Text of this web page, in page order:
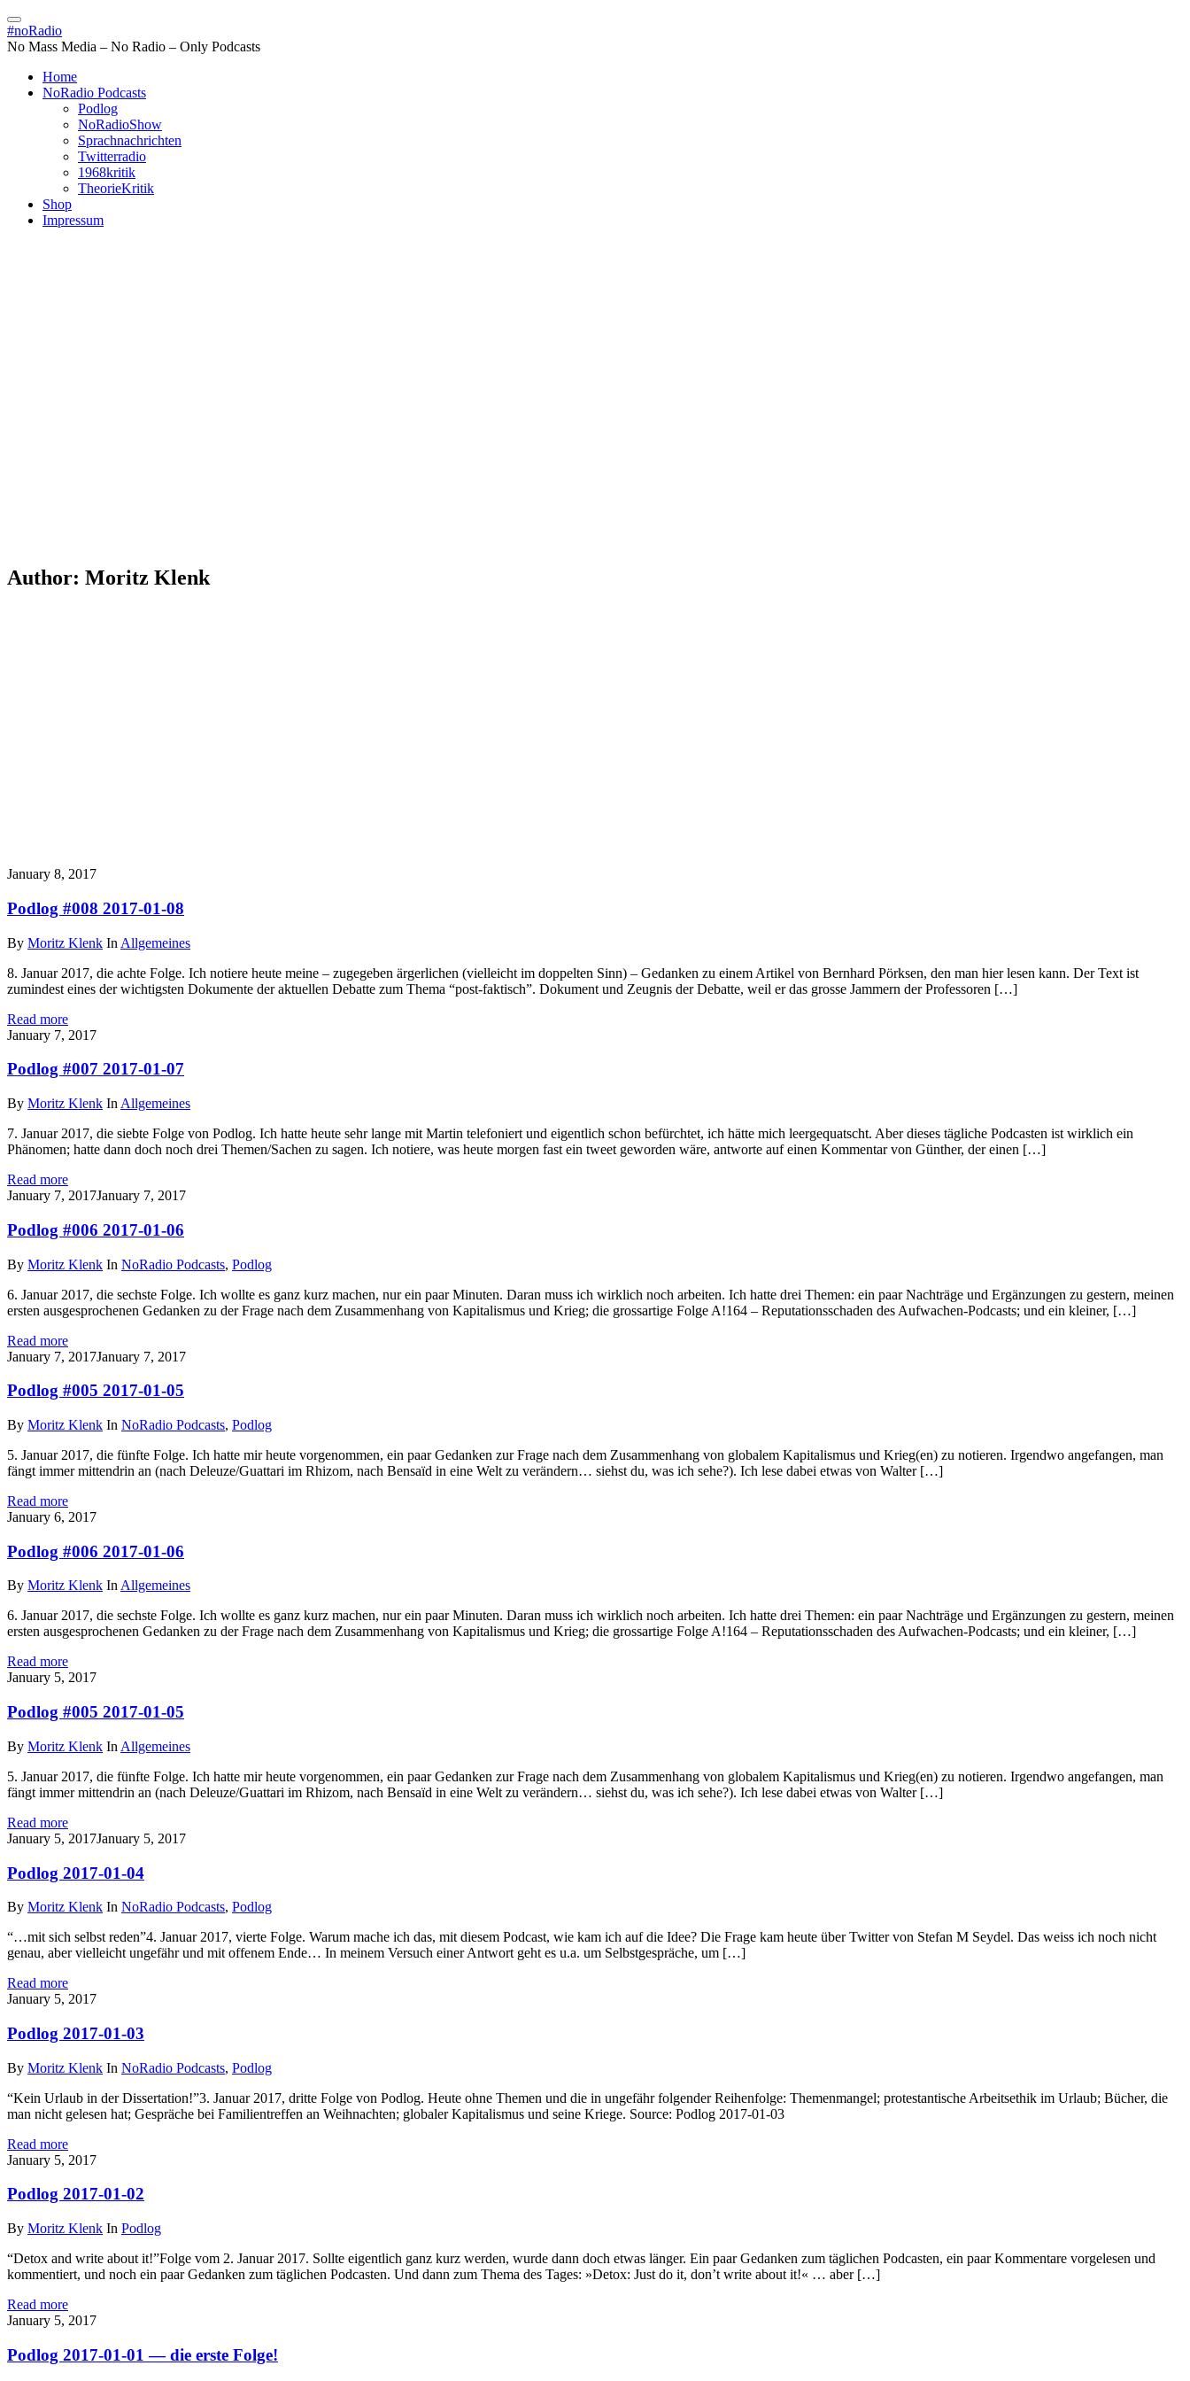
Skip
to
content
#noRadio
No Mass Media – No Radio – Only Podcasts
Home
NoRadio Podcasts
Podlog
NoRadioShow
Sprachnachrichten
Twitterradio
1968kritik
TheorieKritik
Shop
Impressum
Author: Moritz Klenk
on
January 8, 2017
Podlog #008 2017-01-08
By Moritz Klenk In Allgemeines
8. Januar 2017, die achte Folge. Ich notiere heute meine – zugegeben ärgerlichen (vielleicht im doppelten Sinn) – Gedanken zu einem Artikel von Bernhard Pörksen, den man hier lesen kann. Der Text ist
zumindest eines der wichtigsten Dokumente der aktuellen Debatte zum Thema “post-faktisch”. Dokument und Zeugnis der Debatte, weil er das grosse Jammern der Professoren […]
Read more
on
January 7, 2017
Podlog #007 2017-01-07
By Moritz Klenk In Allgemeines
7. Januar 2017, die siebte Folge von Podlog. Ich hatte heute sehr lange mit Martin telefoniert und eigentlich schon befürchtet, ich hätte mich leergequatscht. Aber dieses tägliche Podcasten ist wirklich ein
Phänomen; hatte dann doch noch drei Themen/Sachen zu sagen. Ich notiere, was heute morgen fast ein tweet geworden wäre, antworte auf einen Kommentar von Günther, der einen […]
Read more
on
January 7, 2017January 7, 2017
Podlog #006 2017-01-06
By Moritz Klenk In NoRadio Podcasts, Podlog
6. Januar 2017, die sechste Folge. Ich wollte es ganz kurz machen, nur ein paar Minuten. Daran muss ich wirklich noch arbeiten. Ich hatte drei Themen: ein paar Nachträge und Ergänzungen zu gestern, meinen
ersten ausgesprochenen Gedanken zu der Frage nach dem Zusammenhang von Kapitalismus und Krieg; die grossartige Folge A!164 – Reputationsschaden des Aufwachen-Podcasts; und ein kleiner, […]
Read more
on
January 7, 2017January 7, 2017
Podlog #005 2017-01-05
By Moritz Klenk In NoRadio Podcasts, Podlog
5. Januar 2017, die fünfte Folge. Ich hatte mir heute vorgenommen, ein paar Gedanken zur Frage nach dem Zusammenhang von globalem Kapitalismus und Krieg(en) zu notieren. Irgendwo angefangen, man
fängt immer mittendrin an (nach Deleuze/Guattari im Rhizom, nach Bensaïd in eine Welt zu verändern… siehst du, was ich sehe?). Ich lese dabei etwas von Walter […]
Read more
on
January 6, 2017
Podlog #006 2017-01-06
By Moritz Klenk InAllgemeines
6. Januar 2017, die sechste Folge. Ich wollte es ganz kurz machen, nur ein paar Minuten. Daran muss ich wirklich noch arbeiten. Ich hatte drei Themen: ein paar Nachträge und Ergänzungen zu gestern, meinen
ersten ausgesprochenen Gedanken zu der Frage nach dem Zusammenhang von Kapitalismus und Krieg; die grossartige Folge A!164 – Reputationsschaden des Aufwachen-Podcasts; und ein kleiner, […]
Read more
on
January 5, 2017
Podlog #005 2017-01-05
By Moritz Klenk In Allgemeines
5. Januar 2017, die fünfte Folge. Ich hatte mir heute vorgenommen, ein paar Gedanken zur Frage nach dem Zusammenhang von globalem Kapitalismus und Krieg(en) zu notieren. Irgendwo angefangen, man
fängt immer mittendrin an (nach Deleuze/Guattari im Rhizom, nach Bensaïd in eine Welt zu verändern… siehst du, was ich sehe?). Ich lese dabei etwas von Walter […]
Read more
on
January 5, 2017January 5, 2017
Podlog 2017-01-04
By Moritz Klenk In NoRadio Podcasts, Podlog
“…mit sich selbst reden”4. Januar 2017, vierte Folge. Warum mache ich das, mit diesem Podcast, wie kam ich auf die Idee? Die Frage kam heute über Twitter von Stefan M Seydel. Das weiss ich noch nicht
genau, aber vielleicht ungefähr und mit offenem Ende… In meinem Versuch einer Antwort geht es u.a. um Selbstgespräche, um […]
Read more
on
January 5, 2017
Podlog 2017-01-03
By Moritz Klenk In NoRadio Podcasts, Podlog
“Kein Urlaub in der Dissertation!”3. Januar 2017, dritte Folge von Podlog. Heute ohne Themen und die in ungefähr folgender Reihenfolge: Themenmangel; protestantische Arbeitsethik im Urlaub; Bücher, die
man nicht gelesen hat; Gespräche bei Familientreffen an Weihnachten; globaler Kapitalismus und seine Kriege. Source: Podlog 2017-01-03
Read more
on
January 5, 2017
Podlog 2017-01-02
By Moritz Klenk In Podlog
“Detox and write about it!”Folge vom 2. Januar 2017. Sollte eigentlich ganz kurz werden, wurde dann doch etwas länger. Ein paar Gedanken zum täglichen Podcasten, ein paar Kommentare vorgelesen und
kommentiert, und noch ein paar Gedanken zum täglichen Podcasten. Und dann zum Thema des Tages: »Detox: Just do it, don’t write about it!« … aber […]
Read more
on
January 5, 2017
Podlog 2017-01-01 — die erste Folge!